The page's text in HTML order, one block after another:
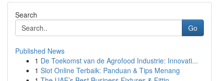
Search
Go
Published News
1 De Toekomst van de Agrofood Industrie: Innovati...
1 Slot Online Terbaik: Panduan & Tips Menang